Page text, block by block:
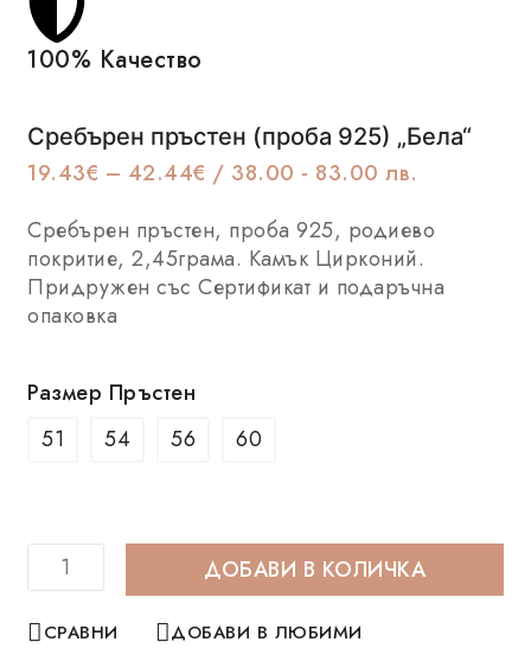
100% Качество
Сребърен пръстен (проба 925) „Бела“
19.43€ – 42.44€ / 38.00 - 83.00 лв.
Сребърен пръстен, проба 925, родиево
покритие, 2,45грама. Камък Цирконий.
Придружен със Сертификат и подаръчна
опаковка
Размер Пръстен
51
54 56 60
ДОБАВИ В КОЛИЧКА
СРАВНИ
ДОБАВИ В ЛЮБИМИ